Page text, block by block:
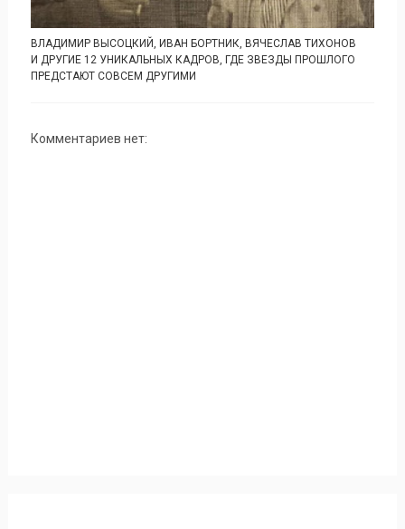
ВЛАДИМИР ВЫСОЦКИЙ, ИВАН БОРТНИК, ВЯЧЕСЛАВ ТИХОНОВ
И ДРУГИЕ 12 УНИКАЛЬНЫХ КАДРОВ, ГДЕ ЗВЕЗДЫ ПРОШЛОГО
ПРЕДСТАЮТ СОВСЕМ ДРУГИМИ
Комментариев нет: